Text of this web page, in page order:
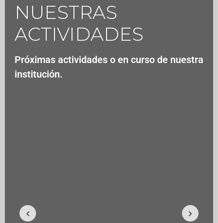
NUESTRAS
ACTIVIDADES
Próximas actividades o en curso de nuestra
institución.